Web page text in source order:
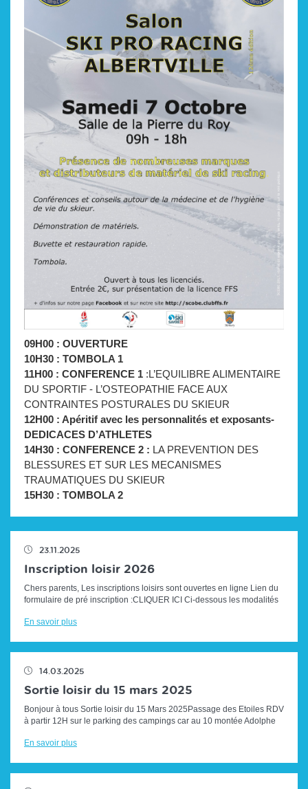
09H00 : OUVERTURE
10H30 : TOMBOLA 1
11H00 : CONFERENCE 1 :L’EQUILIBRE ALIMENTAIRE
DU SPORTIF - L’OSTEOPATHIE FACE AUX
CONTRAINTES POSTURALES DU SKIEUR
12H00 : Apéritif avec les personnalités et exposants-
DEDICACES D’ATHLETES
14H30 : CONFERENCE 2 : LA PREVENTION DES
BLESSURES ET SUR LES MECANISMES
TRAUMATIQUES DU SKIEUR
15H30 : TOMBOLA 2
23.11.2025
Inscription loisir 2026
Chers parents, Les inscriptions loisirs sont ouvertes en ligne Lien du
formulaire de pré inscription :CLIQUER ICI Ci-dessous les modalités
En savoir plus
14.03.2025
Sortie loisir du 15 mars 2025
Bonjour à tous Sortie loisir du 15 Mars 2025Passage des Etoiles RDV
à partir 12H sur le parking des campings car au 10 montée Adolphe
En savoir plus